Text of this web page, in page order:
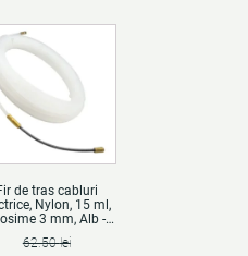
de tras cabluri
Nylon, 15 ml,
3 mm, Alb -
62.50lei